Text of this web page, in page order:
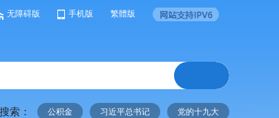
无障碍版 手机版 繁體版
索： 公积金 习近平总书记 党的十九大